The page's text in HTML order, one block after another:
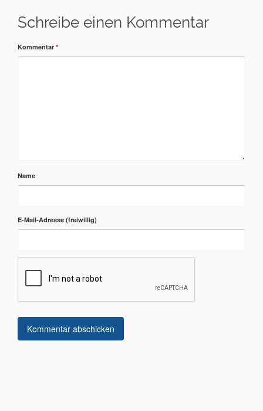
Schreibe einen Kommentar
Kommentar *
Name
E-Mail-Adresse